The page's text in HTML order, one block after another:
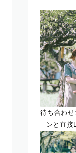
待ち合わ
ンと直接